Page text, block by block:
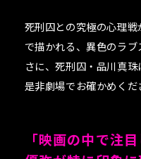
死刑囚との究極の心理
で描かれる、異色のラ
さに、死刑囚・品川真珠
是非劇場でお確かめくだ
「映画の中で注